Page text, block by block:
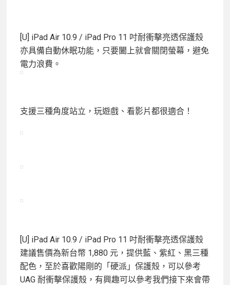
[U] iPad Air 10.9 / iPad Pro 11 吋耐衝擊亮透保護殼
亦具備自動休眠功能，只要闔上就會關閉螢幕，避免
電力浪費。
支援三種角度站立，玩遊戲、看影片都很適合！
[U] iPad Air 10.9 / iPad Pro 11 吋耐衝擊亮透保護殼
建議售價為新台幣 1,880 元，提供藍、紫紅、黑三種
配色，至於喜歡陽剛的「硬派」保護殼，可以參考
UAG 耐衝擊保護殼，有興趣可以參考我們接下來會帶